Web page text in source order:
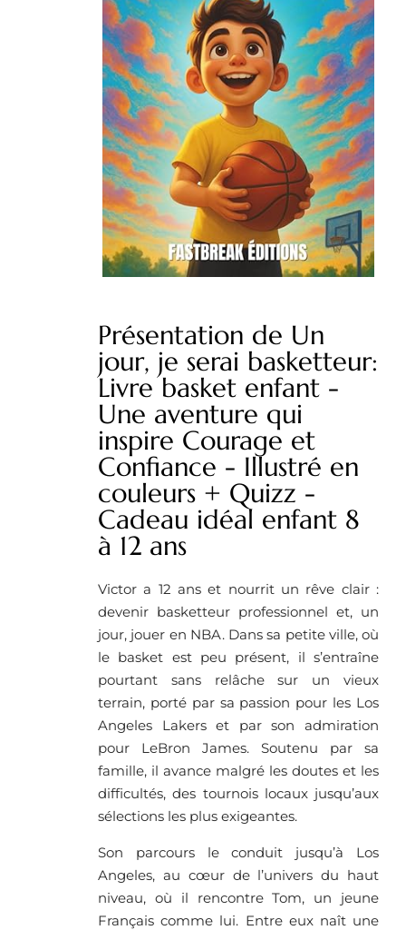
Présentation de Un
jour, je serai basketteur:
Livre basket enfant -
Une aventure qui
inspire Courage et
Confiance - Illustré en
couleurs + Quizz -
Cadeau idéal enfant 8
à 12 ans
Victor a 12 ans et nourrit un rêve clair :
devenir basketteur professionnel et, un
jour, jouer en NBA. Dans sa petite ville, où
le basket est peu présent, il s’entraîne
pourtant sans relâche sur un vieux
terrain, porté par sa passion pour les Los
Angeles Lakers et par son admiration
pour LeBron James. Soutenu par sa
famille, il avance malgré les doutes et les
difficultés, des tournois locaux jusqu’aux
sélections les plus exigeantes.
Son parcours le conduit jusqu’à Los
Angeles, au cœur de l’univers du haut
niveau, où il rencontre Tom, un jeune
Français comme lui. Entre eux naît une